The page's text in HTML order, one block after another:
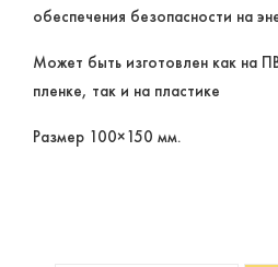
обеспечения безопасности на
Может быть изготовлен как на
пленке, так и на пластике
Размер 100×150 мм.